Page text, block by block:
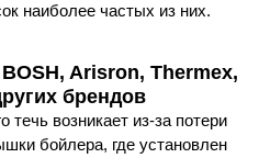
наиболее частых из них.
Arisron, Thermex,
брендов
течь возникает из-за потери
бойлера, где установлен